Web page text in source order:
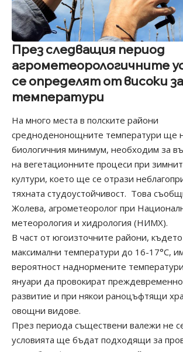
През следващия период
агрометеорологичните
се определят от високи
температури
На много места в полските райони
средноденонощните температури ще
биологичния минимум, необходим за
на вегетационните процеси при
култури, което ще се отрази
тяхната студоустойчивост. Това
Жолева, агрометеоролог при
метеорология и хидрология (НИМХ).
В част от югоизточните райони,
максимални температури до 16-17°С,
вероятност наднормените
януари да провокират
развитие и при някои раноцъфтящи
овощни видове.
През периода съществени валежи не
условията ще бъдат подходящи за